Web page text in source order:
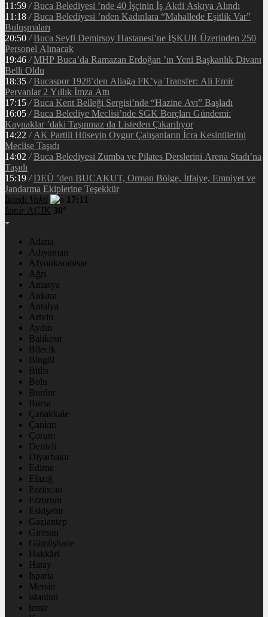
11:59 / Buca Belediyesi ’nde 40 İşçinin İş Akdi Askıya Alındı
11:18 / Buca Belediyesi ’nden Kadınlara “Mahallede Eşitlik Var”
Buluşmaları
20:50 / Buca Seyfi Demirsoy Hastanesi’ne İŞKUR Üzerinden 250
Personel Alınacak
19:46 / MHP Buca’da Ramazan Erdoğan ’ın Yeni Başkanlık Divanı
Belli Oldu
18:35 / Bucaspor 1928’den Aliağa FK’ya Transfer: Ali Emir
Pervanlar 2 Yıllık İmza Attı
17:15 / Buca Kent Belleği Sergisi’nde “Hazine Avı” Başladı
16:05 / Buca Belediye Meclisi’nde SGK Borçları Gündemi:
Kaynaklar ’daki Taşınmaz da Listeden Çıkarılıyor
14:22 / AK Partili Hüseyin Oygur Çalışanların İcra Kesintilerini
Meclise Taşıdı
14:02 / Buca Belediyesi Zumba ve Pilates Derslerini Arena Stadı’na
Taşıdı
15:19 / DEÜ ’den BUCAKUT, Orman Bölge, İtfaiye, Emniyet ve
Jandarma Ekiplerine Teşekkür
İkindi Vakti
17:11
İzmir AÇIK 30°
Adana
Adıyaman
Afyonkarahisar
Ağrı
Amasya
Ankara
Antalya
Artvin
Aydın
Balıkesir
Bilecik
Bingöl
Bitlis
Bolu
Burdur
Bursa
Çanakkale
Çankırı
Çorum
Denizli
Diyarbakır
Edirne
Elazığ
Erzincan
Erzurum
Eskişehir
Gaziantep
Giresun
Gümüşhane
Hakkâri
Hatay
Isparta
Mersin
istanbul
izmir